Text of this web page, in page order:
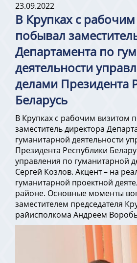
23.09.2022
В Крупках с
побывал
Департамента по
деятельности
делами Президента
Беларусь
В Крупках с рабочим визитом
заместитель директора
гуманитарной деятельности
Президента Республики
управления по гуманитарной
Сергей Козлов. Акцент – на
гуманитарной проектной
районе. Основные моменты
заместителем председателя
райисполкома Андреем